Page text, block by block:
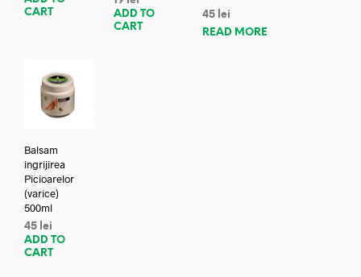
CART
ADD TO
CART
45 lei
READ MORE
Balsam
ingrijirea
Picioarelor
(varice)
500ml
45 lei
ADD TO
CART